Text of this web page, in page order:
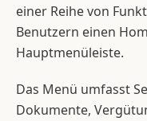
einer Reihe von
Benutzern einen
Hauptmenüleiste.
Das Menü umfasst
Dokumente,